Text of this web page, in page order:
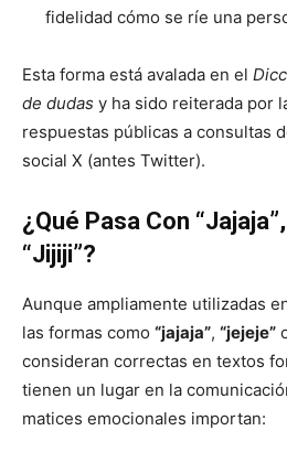
fidelidad cómo se ríe una
Esta forma está avalada en el
de dudas y ha sido reiterada por
respuestas públicas a consultas
social X (antes Twitter).
¿Qué Pasa Con
“Jijiji”?
Aunque ampliamente utilizadas
las formas como “jajaja”, “jejeje”
consideran correctas en textos
tienen un lugar en la
matices emocionales importan: